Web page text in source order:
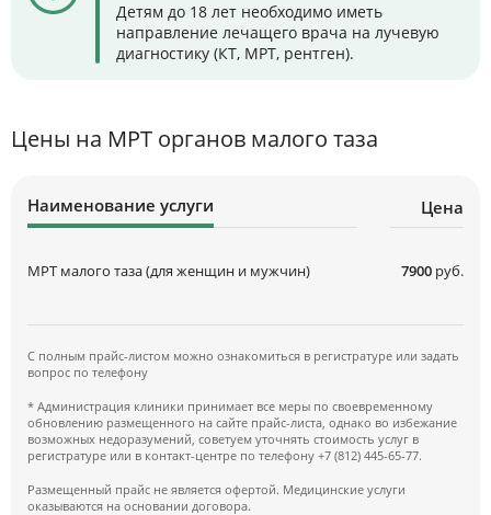
Детям до 18 лет необходимо иметь
направление лечащего врача на лучевую
диагностику (КТ, МРТ, рентген).
Цены на МРТ органов малого таза
Наименование услуги Цена
МРТ малого таза (для женщин и мужчин) 7900 руб.
С полным прайс-листом можно ознакомиться в регистратуре или задать
вопрос по телефону
* Администрация клиники принимает все меры по своевременному
обновлению размещенного на сайте прайс-листа, однако во избежание
возможных недоразумений, советуем уточнять стоимость услуг в
регистратуре или в контакт-центре по телефону +7 (812) 445-65-77.
Размещенный прайс не является офертой. Медицинские услуги
оказываются на основании договора.